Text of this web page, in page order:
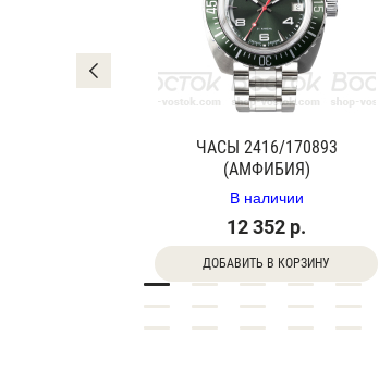
ЧАСЫ 2416/170893
(АМФИБИЯ)
В наличии
12 352 р.
ДОБАВИТЬ В КОРЗИНУ